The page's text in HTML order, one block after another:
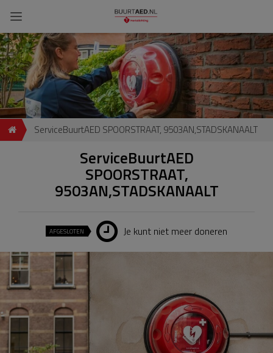
ServiceBuurtAED SPOORSTRAAT, 9503AN,STADSKANAALT
ServiceBuurtAED
SPOORSTRAAT,
9503AN,STADSKANAALT
AFGESLOTEN Je kunt niet meer doneren